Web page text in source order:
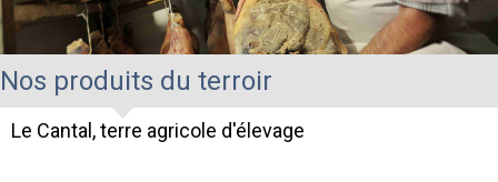
Nos produits du terroir
Le Cantal, terre agricole d'élevage